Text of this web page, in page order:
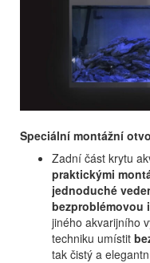
Speciální montážní
Zadní část krytu
praktickými
jednoduché
bezproblémovou
jiného akvarijního
techniku umístit
tak čistý a